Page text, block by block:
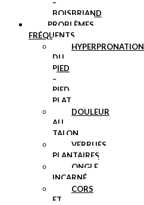
–
BOISBRIAND
PROBLÈMES
FRÉQUENTS
HYPERPRONATION
DU
PIED
–
PIED
PLAT
DOULEUR
AU
TALON
VERRUES
PLANTAIRES
ONGLE
INCARNÉ
CORS
ET